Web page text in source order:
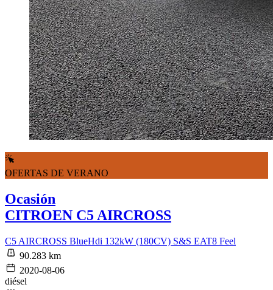
OFERTAS DE VERANO
Ocasión
CITROEN C5 AIRCROSS
C5 AIRCROSS BlueHdi 132kW (180CV) S&S EAT8 Feel
90.283 km
2020-08-06
diésel